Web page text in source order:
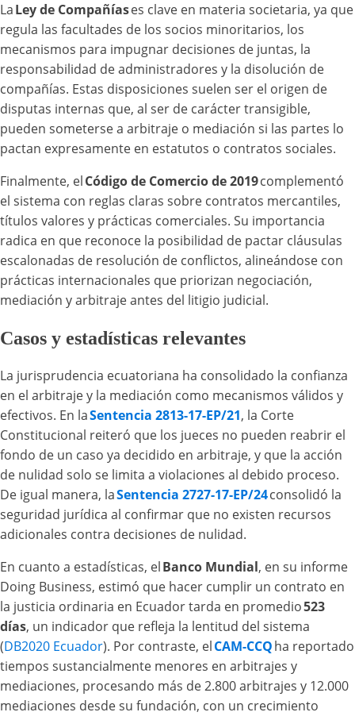
LaLey de Compañíases clave en materia societaria, ya que
regula las facultades de los socios minoritarios, los
mecanismos para impugnar decisiones de juntas, la
responsabilidad de administradores y la disolución de
compañías. Estas disposiciones suelen ser el origen de
disputas internas que, al ser de carácter transigible,
pueden someterse a arbitraje o mediación si las partes lo
pactan expresamente en estatutos o contratos sociales.
Finalmente, elCódigo de Comercio de 2019complementó
el sistema con reglas claras sobre contratos mercantiles,
títulos valores y prácticas comerciales. Su importancia
radica en que reconoce la posibilidad de pactar cláusulas
escalonadas de resolución de conflictos, alineándose con
prácticas internacionales que priorizan negociación,
mediación y arbitraje antes del litigio judicial.
Casos y estadísticas relevantes
La jurisprudencia ecuatoriana ha consolidado la confianza
en el arbitraje y la mediación como mecanismos válidos y
efectivos. En laSentencia 2813-17-EP/21, la Corte
Constitucional reiteró que los jueces no pueden reabrir el
fondo de un caso ya decidido en arbitraje, y que la acción
de nulidad solo se limita a violaciones al debido proceso.
De igual manera, laSentencia 2727-17-EP/24consolidó la
seguridad jurídica al confirmar que no existen recursos
adicionales contra decisiones de nulidad.
En cuanto a estadísticas, elBanco Mundial, en su informe
Doing Business, estimó que hacer cumplir un contrato en
la justicia ordinaria en Ecuador tarda en promedio523
días, un indicador que refleja la lentitud del sistema
(DB2020 Ecuador). Por contraste, elCAM-CCQha reportado
tiempos sustancialmente menores en arbitrajes y
mediaciones, procesando más de 2.800 arbitrajes y 12.000
mediaciones desde su fundación, con un crecimiento